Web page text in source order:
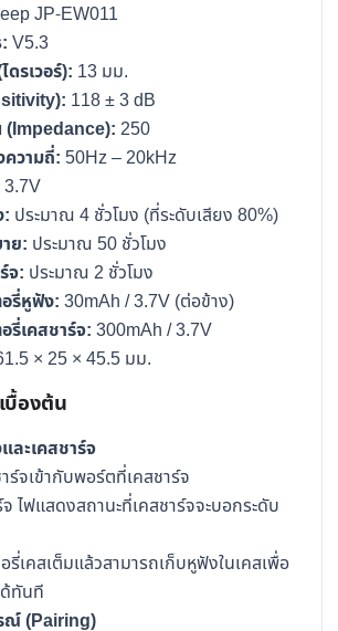
JP-EW011
V5.3
ดรเวอร์): 13 มม.
118 ± 3 dB
(Impedance): 250
วามถี่: 50Hz – 20kHz
3.7V
: ประมาณ 4 ชั่วโมง (ที่ระดับเสียง 80%)
ย: ประมาณ 50 ชั่วโมง
จ: ประมาณ 2 ชั่วโมง
รี่หูฟัง: 30mAh / 3.7V (ต่อข้าง)
รี่เคสชาร์จ: 300mAh / 3.7V
× 25 × 45.5 มม.
บื้องต้น
ละเคสชาร์จ
ร์จเข้ากับพอร์ตที่เคสชาร์จ
จ ไฟแสดงสถานะที่เคสชาร์จจะบอกระดับ
รี่เคสเต็มแล้วสามารถเก็บหูฟังในเคสเพื่อ
ทันที
ณ์ (Pairing)